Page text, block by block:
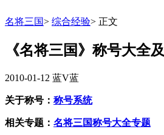
名将三国> 综合经验> 正文
《名将三国》称号大全
2010-01-12 蓝V蓝
关于称号： 称号系统
相关专题： 名将三国称号大全专题